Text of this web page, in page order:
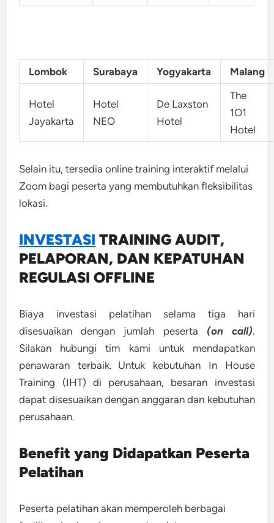
Lombok Surabaya Yogyakarta Malang
Hotel
Jayakarta
Hotel
NEO
De Laxston
Hotel
The
1O1
Hotel
Selain itu, tersedia online training interaktif melalui
Zoom bagi peserta yang membutuhkan fleksibilitas
lokasi.
INVESTASI TRAININGAUDIT,
PELAPORAN, DAN KEPATUHAN
REGULASI OFFLINE
Biaya investasi pelatihan selama tiga hari
disesuaikan dengan jumlah peserta (on call).
Silakan hubungi tim kami untuk mendapatkan
penawaran terbaik. Untuk kebutuhan In House
Training (IHT) di perusahaan, besaran investasi
dapat disesuaikan dengan anggaran dan kebutuhan
perusahaan.
Benefit yang Didapatkan Peserta
Pelatihan
Peserta pelatihan akan memperoleh berbagai